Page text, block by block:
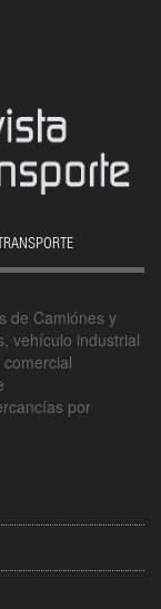
de Camiónes y
vehículo industrial
por